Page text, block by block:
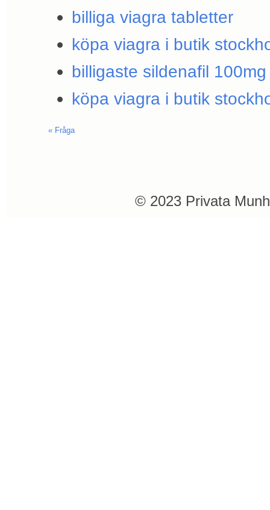
billiga viagra tabletter
köpa viagra i butik
billigaste sildenafil 100mg
köpa viagra i butik
« Fråga
© 2023 Privata